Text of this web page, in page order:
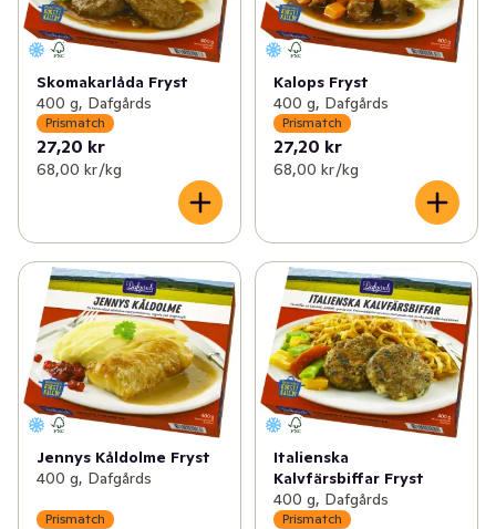
Skomakarlåda Fryst
400 g, Dafgårds
Prismatch
27,20 kr
68,00 kr /kg
Kalops Fryst
400 g, Dafgårds
Prismatch
27,20 kr
68,00 kr /kg
Jennys Kåldolme Fryst
400 g, Dafgårds
Prismatch
Italienska
Kalvfärsbiffar Fryst
400 g, Dafgårds
Prismatch